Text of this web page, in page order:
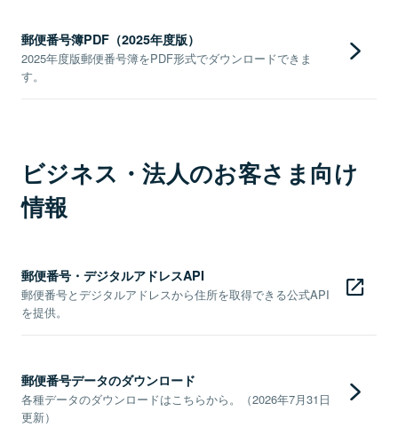
郵便番号簿PDF（2025年度版）
2025年度版郵便番号簿をPDF形式でダウンロードできま
す。
ビジネス・法人のお客さま向け
情報
郵便番号・デジタルアドレスAPI
郵便番号とデジタルアドレスから住所を取得できる公式API
を提供。
郵便番号データのダウンロード
各種データのダウンロードはこちらから。（2026年7月31日
更新）